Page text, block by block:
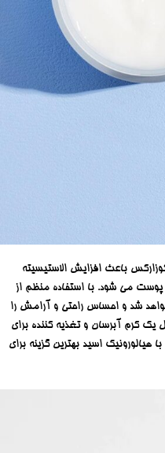
باعث افزایش الاستیسیته
می شود. با استفاده منظم از
شد و احساس راحتی و آرامش را
یک کرم آبرسان و تغذیه کننده برای
اسید بهترین گزینه برای